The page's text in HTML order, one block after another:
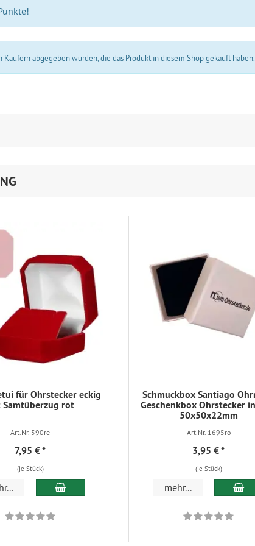
abgegeben wurden, die das Produkt in diesem Shop gekauft haben.
für Ohrstecker eckig
Samtüberzug rot
Art.Nr. 590re
7,95 €*
(je Stück)
In den Warenkorb
Schmuckbox Santiago
Geschenkbox Ohrstecker
50x50x22mm
Art.Nr. 1695ro
3,95 €*
(je Stück)
mehr... In